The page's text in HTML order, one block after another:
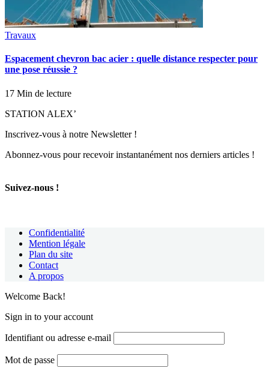
Travaux
Espacement chevron bac acier : quelle distance respecter pour
une pose réussie ?
17 Min de lecture
STATION ALEX’
Inscrivez-vous à notre Newsletter !
Abonnez-vous pour recevoir instantanément nos derniers articles !
Suivez-nous !
Confidentialité
Mention légale
Plan du site
Contact
A propos
Welcome Back!
Sign in to your account
Identifiant ou adresse e-mail
Mot de passe